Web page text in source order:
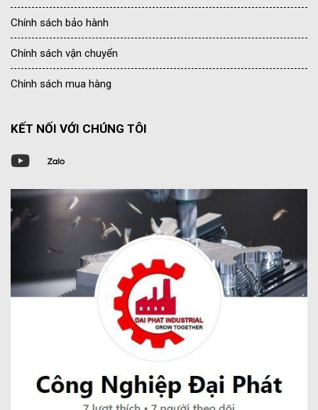
Chính sách bảo hành
Chính sách vận chuyển
Chính sách mua hàng
KẾT NỐI VỚI CHÚNG TÔI